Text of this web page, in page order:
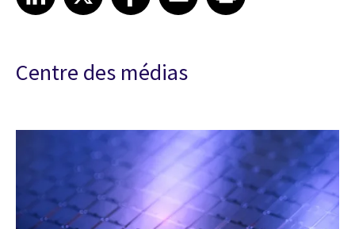
Centre des médias